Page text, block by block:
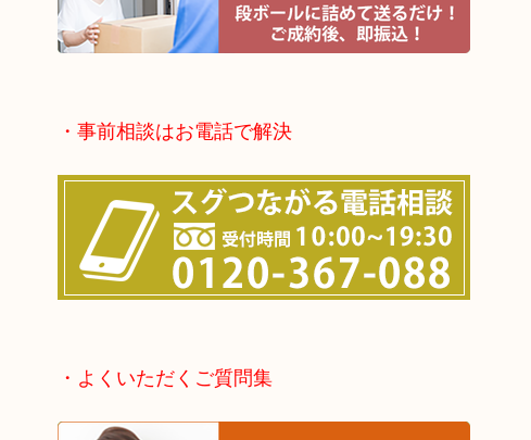
・事前相談はお電話で解決
・よくいただくご質問集